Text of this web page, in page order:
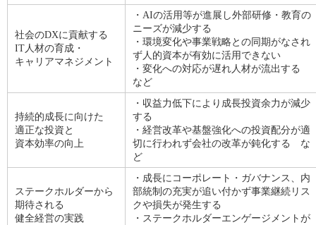
社会のDXに貢献する
IT人材の育成・
キャリアマネジメント
・AIの活用等が進展し外部研修・教育の
ニーズが減少する
・環境変化や事業戦略との同期がなされ
ず人的資本が有効に活用できない
・変化への対応が遅れ人材が流出する
など
持続的成長に向けた
適正な投資と
資本効率の向上
・収益力低下により成長投資余力が減少
する
・経営改革や基盤強化への投資配分が適
切に行われず会社の改革が鈍化する な
ど
ステークホルダーから
期待される
健全経営の実践
・成長にコーポレート・ガバナンス、内
部統制の充実が追い付かず事業継続リス
クや損失が発生する
・ステークホルダーエンゲージメントが